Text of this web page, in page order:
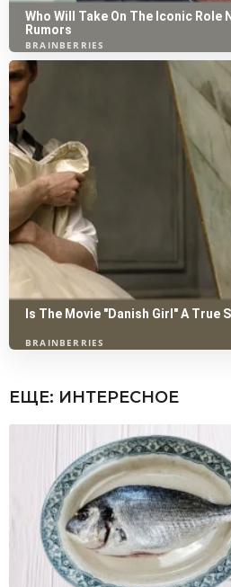
ЕЩЕ: ИНТЕРЕСНОЕ